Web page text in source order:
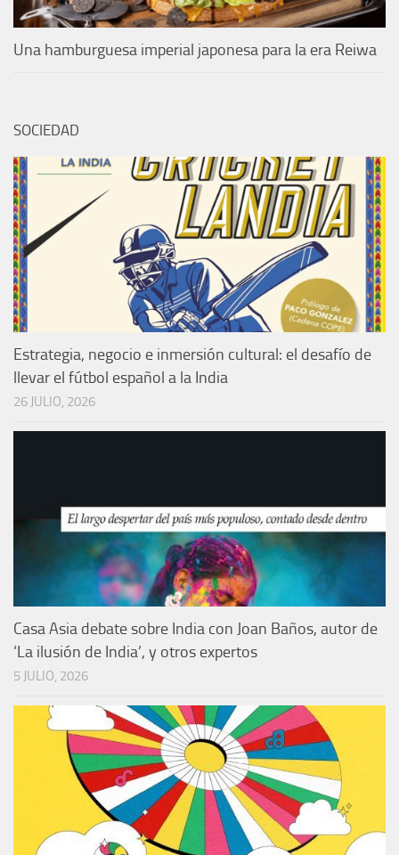
Una hamburguesa imperial japonesa para la era Reiwa
SOCIEDAD
Estrategia, negocio e inmersión cultural: el desafío de
llevar el fútbol español a la India
26 JULIO, 2026
Casa Asia debate sobre India con Joan Baños, autor de
‘La ilusión de India’, y otros expertos
5 JULIO, 2026